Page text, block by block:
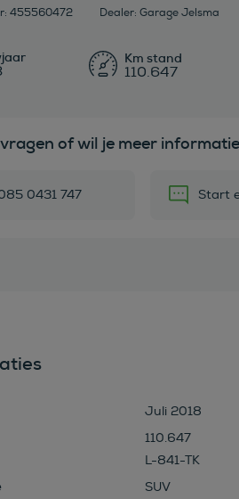
455560472 Dealer: Garage Jelsma
110.647
of wil je meer
0431 747 Start
Juli 2018
110.647
L-841-TK
SUV